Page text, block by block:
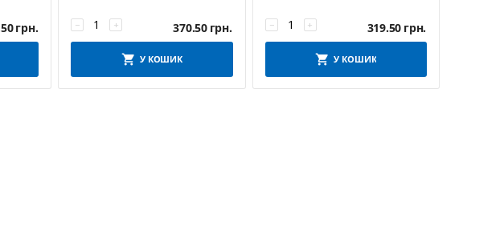
грн. +
− 370.50 грн.
У КОШИК
+
− 319.50 грн.
У КОШИК